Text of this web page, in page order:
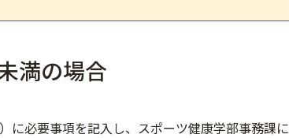
満の場合
必要事項を記入し、スポーツ健康学部事務課に